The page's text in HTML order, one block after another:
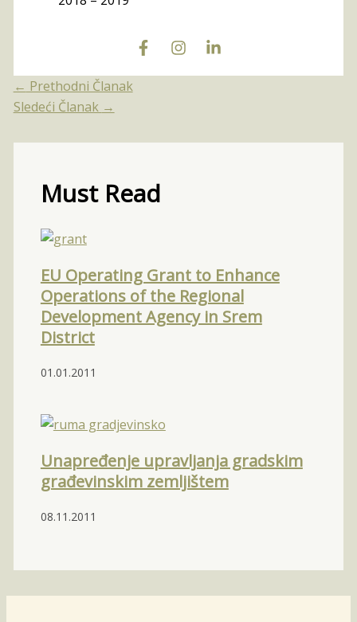
← Prethodni Članak
Sledeći Članak →
Must Read
EU Operating Grant to Enhance
Operations of the Regional
Development Agency in Srem
District
01.01.2011
Unapređenje upravljanja gradskim
građevinskim zemljištem
08.11.2011